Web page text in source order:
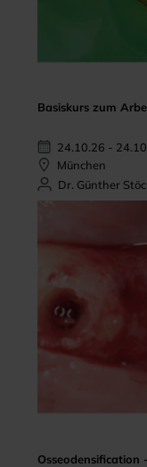
Basiskurs zum
24.10.26 -
München
Dr. Günther